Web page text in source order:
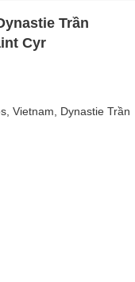
Trần
Cyr